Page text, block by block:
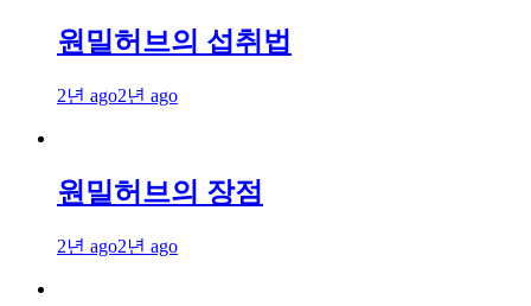
원밀허브의 섭취법
2년 ago2년 ago
원밀허브의 장점
2년 ago2년 ago